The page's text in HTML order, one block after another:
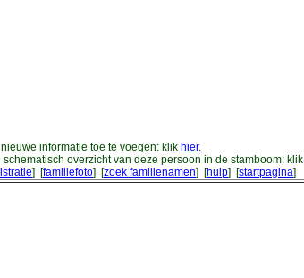
informatie toe te voegen: klik hier.
schematisch overzicht van deze persoon in de stamboom: klik
] [familiefoto] [zoek familienamen] [hulp] [startpagina]